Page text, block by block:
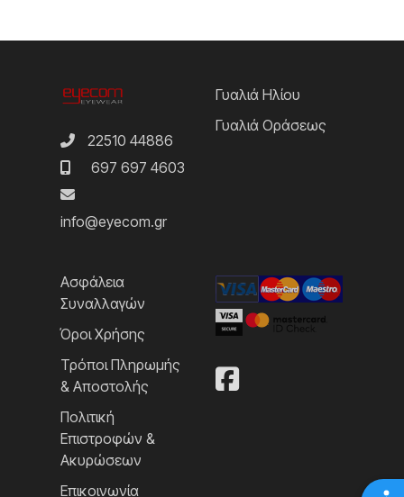
22510 44886
697 697 4603
info@eyecom.gr
Γυαλιά Ηλίου
Γυαλιά Οράσεως
Ασφάλεια
Συναλλαγών
Όροι Χρήσης
Τρόποι Πληρωμής
& Αποστολής
Πολιτική
Επιστροφών &
Ακυρώσεων
Επικοινωνία